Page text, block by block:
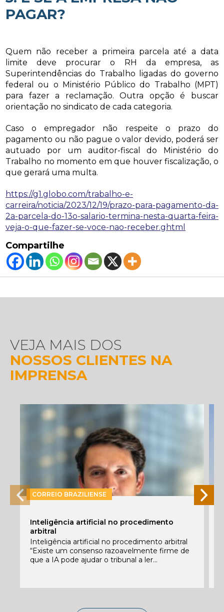
PAGAR?
Quem não receber a primeira parcela até a data
limite deve procurar o RH da empresa, as
Superintendências do Trabalho ligadas do governo
federal ou o Ministério Público do Trabalho (MPT)
para fazer a reclamação. Outra opção é buscar
orientação no sindicato de cada categoria.
Caso o empregador não respeite o prazo do
pagamento ou não pague o valor devido, poderá ser
autuado por um auditor-fiscal do Ministério do
Trabalho no momento em que houver fiscalização, o
que gerará uma multa.
https://g1.globo.com/trabalho-e-
carreira/noticia/2023/12/19/prazo-para-pagamento-da-
2a-parcela-do-13o-salario-termina-nesta-quarta-feira-
veja-o-que-fazer-se-voce-nao-receber.ghtml
Compartilhe
VEJA MAIS DOS
NOSSOS CLIENTES NA
IMPRENSA
CORREIO BRAZILIENSE
Inteligência artificial no procedimento
arbitral
Inteligência artificial no procedimento arbitral
“Existe um consenso razoavelmente firme de
que a IA pode ajudar o tribunal a ler...